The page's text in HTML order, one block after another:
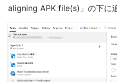
aligning APK file(s)」の下に